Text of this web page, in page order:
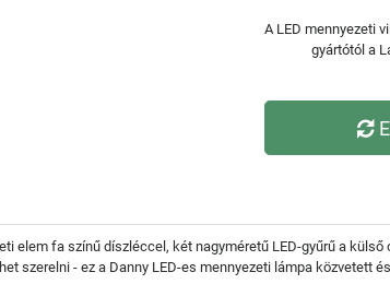
A LED mennyezeti
gyártótól a
elem fa színű díszléccel, két nagyméretű LED-gyűrű a
szerelni - ez a Danny LED-es mennyezeti lámpa közvetett